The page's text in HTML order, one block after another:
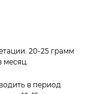
20-25 грамм
месяц.
в период